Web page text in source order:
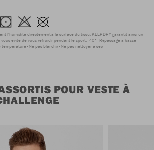
l'humidité directement à la surface du tissu. KEEP DRY garantit ainsi un
évite de vous refroidir pendant le sport. 40° Repassage à basse
température Ne pas blanchir Ne pas nettoyer à sec
POUR VESTE À